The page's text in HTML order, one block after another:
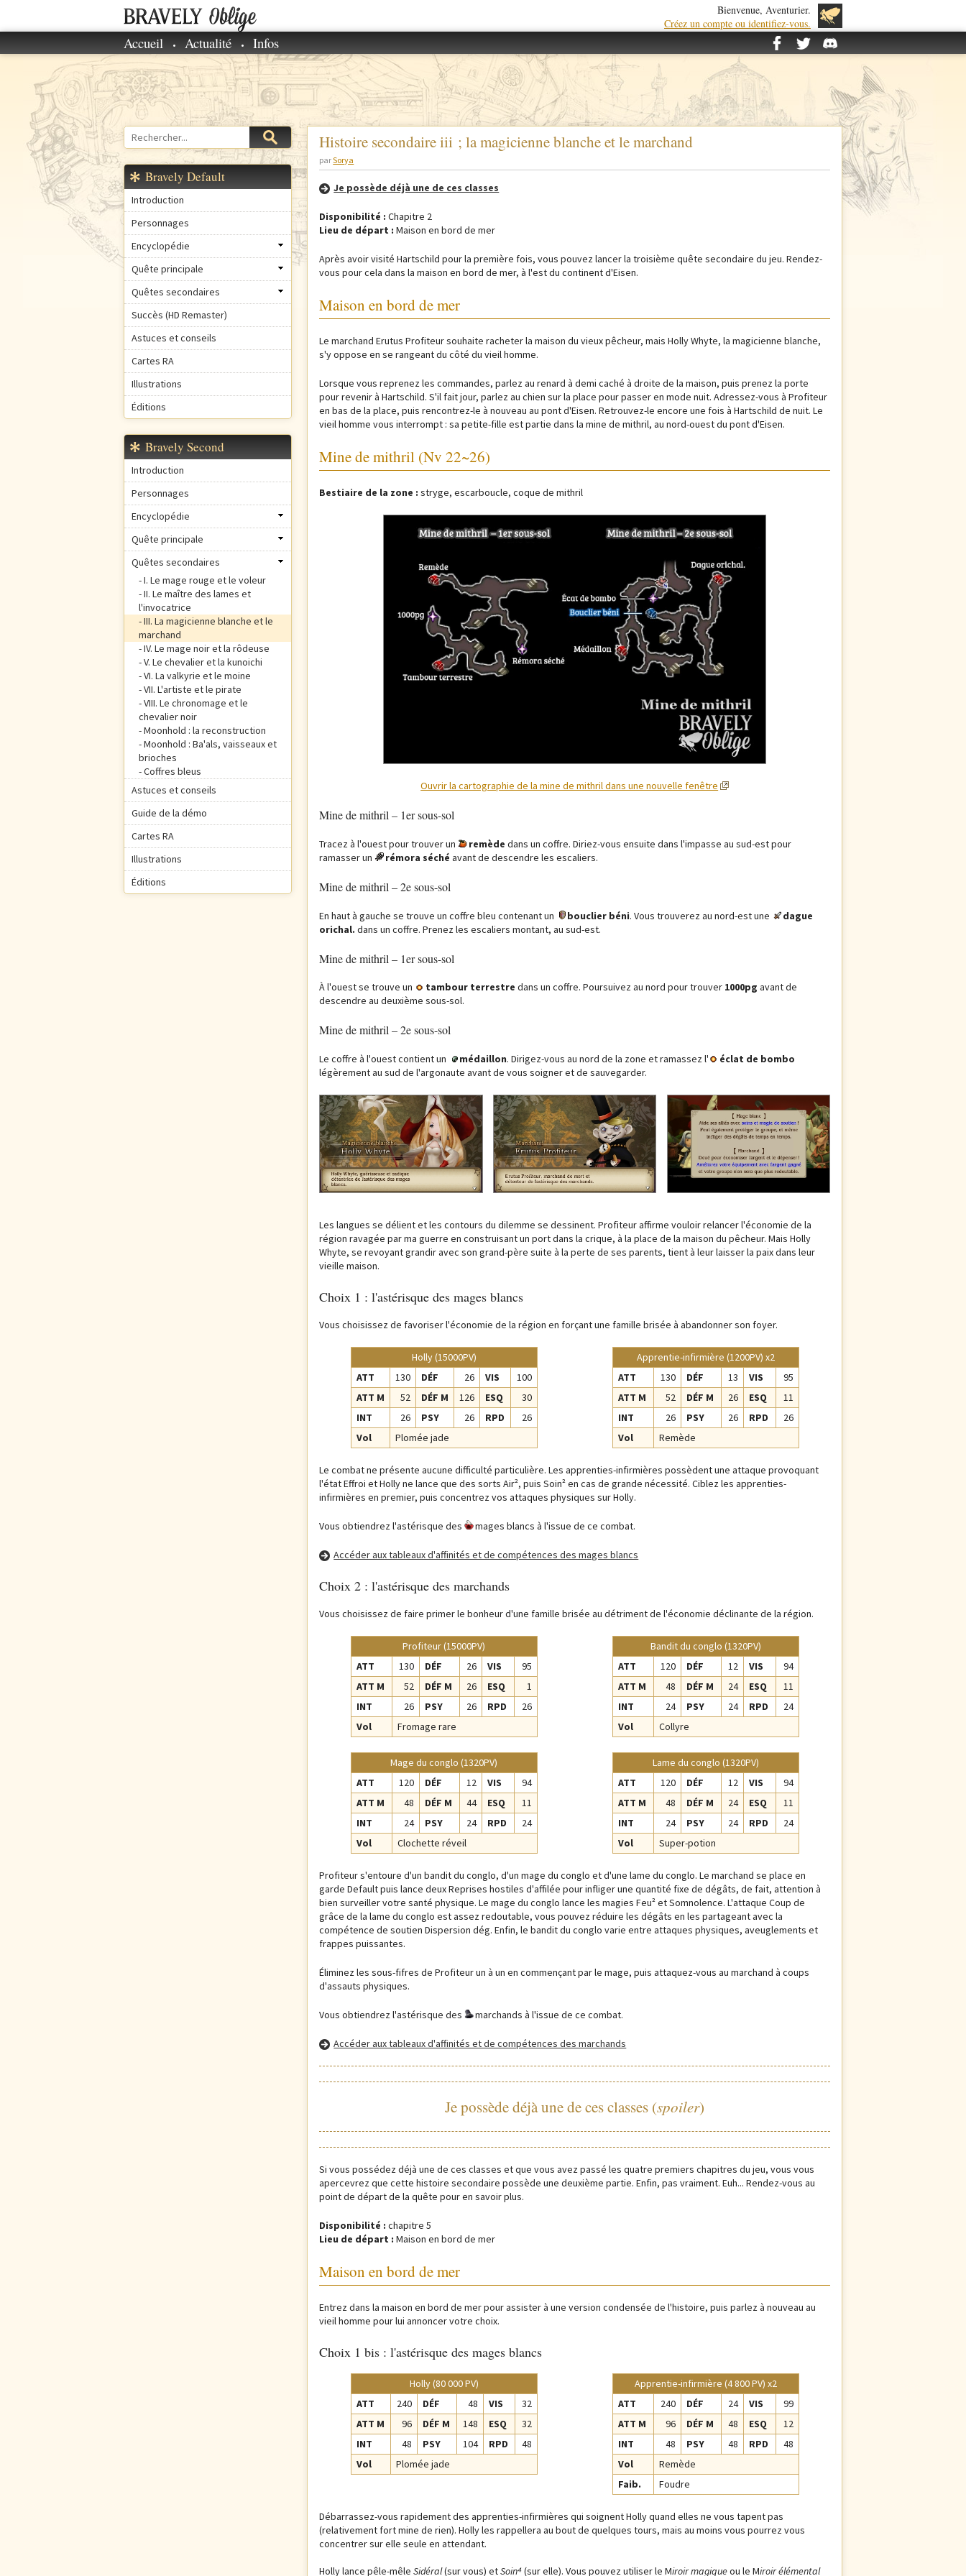
Bienvenue, Aventurier.
Créez un compte ou identifiez-vous.
M
n
u
r
i
n
c
a
l
Accueil Actualité Infos
Formulaire
recherche
Rechercher
Bravely Default
Introduction
Personnages
Encyclopédie
Quête principale
Quêtes secondaires
Succès (HD Remaster)
Astuces et conseils
Cartes RA
Illustrations
Éditions
Bravely Second
Introduction
Personnages
Encyclopédie
Quête principale
Quêtes secondaires
I. Le mage rouge et le voleur
II. Le maître des lames et
l'invocatrice
III. La magicienne blanche et le
marchand
IV. Le mage noir et la rôdeuse
V. Le chevalier et la kunoichi
VI. La valkyrie et le moine
VII. L'artiste et le pirate
VIII. Le chronomage et le
chevalier noir
Moonhold : la reconstruction
Moonhold : Ba'als, vaisseaux et
brioches
Coffres bleus
Astuces et conseils
Guide de la démo
Cartes RA
Illustrations
Éditions
Histoire secondaire iii ; la magicienne blanche et le marchand
parSorya
Je possède déjà une de ces classes
Disponibilité : Chapitre 2
Lieu de départ : Maison en bord de mer
Après avoir visité Hartschild pour la première fois, vous pouvez lancer la troisième quête secondaire du jeu. Rendez-
vous pour cela dans la maison en bord de mer, à l'est du continent d'Eisen.
Maison en bord de mer
Le marchand Erutus Profiteur souhaite racheter la maison du vieux pêcheur, mais Holly Whyte, la magicienne blanche,
s'y oppose en se rangeant du côté du vieil homme.
Lorsque vous reprenez les commandes, parlez au renard à demi caché à droite de la maison, puis prenez la porte
pour revenir à Hartschild. S'il fait jour, parlez au chien sur la place pour passer en mode nuit. Adressez-vous à Profiteur
en bas de la place, puis rencontrez-le à nouveau au pont d'Eisen. Retrouvez-le encore une fois à Hartschild de nuit. Le
vieil homme vous interrompt : sa petite-fille est partie dans la mine de mithril, au nord-ouest du pont d'Eisen.
Mine de mithril (Nv 22~26)
Bestiaire de la zone : stryge, escarboucle, coque de mithril
Ouvrir la cartographie de la mine de mithril dans une nouvelle fenêtre
Mine de mithril – 1er sous-sol
Tracez à l'ouest pour trouver un remède dans un coffre. Diriez-vous ensuite dans l'impasse au sud-est pour
ramasser un
rémora séché avant de descendre les escaliers.
Mine de mithril – 2e sous-sol
En haut à gauche se trouve un coffre bleu contenant un bouclier béni. Vous trouverez au nord-est une
dague
orichal. dans un coffre. Prenez les escaliers montant, au sud-est.
Mine de mithril – 1er sous-sol
À l'ouest se trouve un tambour terrestre dans un coffre. Poursuivez au nord pour trouver 1000pg avant de
descendre au deuxième sous-sol.
Mine de mithril – 2e sous-sol
Le coffre à l'ouest contient un médaillon. Dirigez-vous au nord de la zone et ramassez l'
éclat de bombo
légèrement au sud de l'argonaute avant de vous soigner et de sauvegarder.
Les langues se délient et les contours du dilemme se dessinent. Profiteur affirme vouloir relancer l'économie de la
région ravagée par ma guerre en construisant un port dans la crique, à la place de la maison du pêcheur. Mais Holly
Whyte, se revoyant grandir avec son grand-père suite à la perte de ses parents, tient à leur laisser la paix dans leur
vieille maison.
Choix 1 : l'astérisque des mages blancs
Vous choisissez de favoriser l'économie de la région en forçant une famille brisée à abandonner son foyer.
Holly (15000PV)
ATT
130 DÉF 26 VIS
100
ATT M
52 DÉF M 126 ESQ
30
INT
26 PSY 26 RPD
26
Vol
Plomée jade
Apprentie-infirmière (1200PV) x2
ATT
130 DÉF 13 VIS
95
ATT M
52 DÉF M 26 ESQ
11
INT
26 PSY 26 RPD
26
Vol
Remède
Le combat ne présente aucune difficulté particulière. Les apprenties-infirmières possèdent une attaque provoquant
l'état Effroi et Holly ne lance que des sorts Air², puis Soin² en cas de grande nécessité. Ciblez les apprenties-
infirmières en premier, puis concentrez vos attaques physiques sur Holly.
Vous obtiendrez l'astérisque des mages blancs à l'issue de ce combat.
Accéder aux tableaux d'affinités et de compétences des mages blancs
Choix 2 : l'astérisque des marchands
Vous choisissez de faire primer le bonheur d'une famille brisée au détriment de l'économie déclinante de la région.
Profiteur (15000PV)
ATT
130 DÉF 26 VIS
95
ATT M
52 DÉF M 26 ESQ
1
INT
26 PSY 26 RPD
26
Vol
Fromage rare
Bandit du conglo (1320PV)
ATT
120 DÉF 12 VIS
94
ATT M
48 DÉF M 24 ESQ
11
INT
24 PSY 24 RPD
24
Vol
Collyre
Mage du conglo (1320PV)
ATT
120 DÉF 12 VIS
94
ATT M
48 DÉF M 44 ESQ
11
INT
24 PSY 24 RPD
24
Vol
Clochette réveil
Lame du conglo (1320PV)
ATT
120 DÉF 12 VIS
94
ATT M
48 DÉF M 24 ESQ
11
INT
24 PSY 24 RPD
24
Vol
Super-potion
Profiteur s'entoure d'un bandit du conglo, d'un mage du conglo et d'une lame du conglo. Le marchand se place en
garde Default puis lance deux Reprises hostiles d'affilée pour infliger une quantité fixe de dégâts, de fait, attention à
bien surveiller votre santé physique. Le mage du conglo lance les magies Feu² et Somnolence. L'attaque Coup de
grâce de la lame du conglo est assez redoutable, vous pouvez réduire les dégâts en les partageant avec la
compétence de soutien Dispersion dég. Enfin, le bandit du conglo varie entre attaques physiques, aveuglements et
frappes puissantes.
Éliminez les sous-fifres de Profiteur un à un en commençant par le mage, puis attaquez-vous au marchand à coups
d'assauts physiques.
Vous obtiendrez l'astérisque des marchands à l'issue de ce combat.
Accéder aux tableaux d'affinités et de compétences des marchands
Je possède déjà une de ces classes (spoiler)
Si vous possédez déjà une de ces classes et que vous avez passé les quatre premiers chapitres du jeu, vous vous
apercevrez que cette histoire secondaire possède une deuxième partie. Enfin, pas vraiment. Euh... Rendez-vous au
point de départ de la quête pour en savoir plus.
Disponibilité : chapitre 5
Lieu de départ : Maison en bord de mer
Maison en bord de mer
Entrez dans la maison en bord de mer pour assister à une version condensée de l'histoire, puis parlez à nouveau au
vieil homme pour lui annoncer votre choix.
Choix 1 bis : l'astérisque des mages blancs
Holly (80 000 PV)
ATT
240 DÉF 48 VIS
32
ATT M
96 DÉF M 148 ESQ
32
INT
48 PSY 104 RPD
48
Vol
Plomée jade
Apprentie-infirmière (4 800 PV) x2
ATT
240 DÉF 24 VIS
99
ATT M
96 DÉF M 48 ESQ
12
INT
48 PSY 48 RPD
48
Vol
Remède
Faib.
Foudre
Débarrassez-vous rapidement des apprenties-infirmières qui soignent Holly quand elles ne vous tapent pas
(relativement fort mine de rien). Holly les rappellera au bout de quelques tours, mais au moins vous pourrez vous
concentrer sur elle seule en attendant.
Holly lance pêle-mêleSidéral(sur vous) etSoin⁴(sur elle). Vous pouvez utiliser le Miroir magiqueou le Miroir élémental